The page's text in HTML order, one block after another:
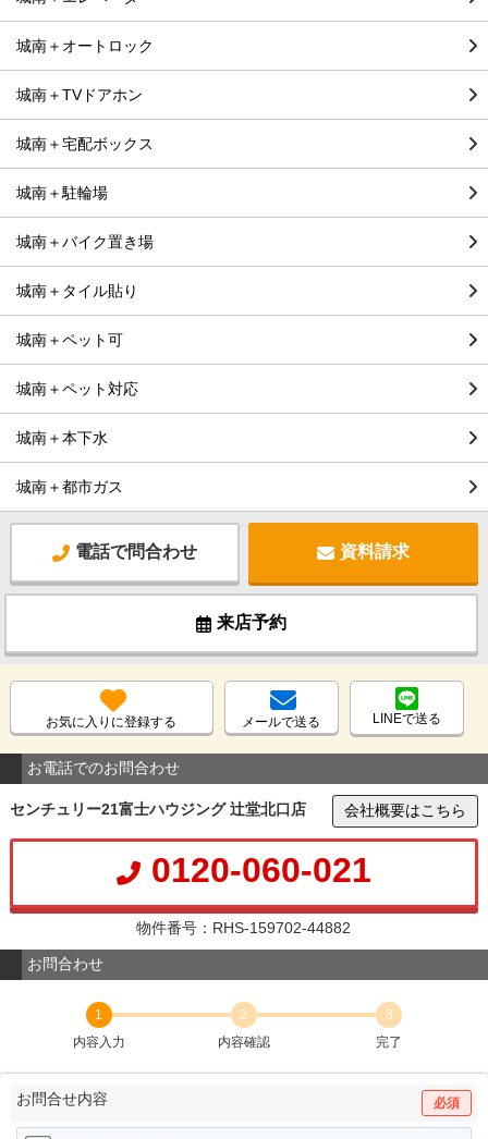
城南＋オートロック
城南＋TVドアホン
城南＋宅配ボックス
城南＋駐輪場
城南＋バイク置き場
城南＋タイル貼り
城南＋ペット可
城南＋ペット対応
城南＋本下水
城南＋都市ガス
電話で問合わせ 資料請求
来店予約
お気に入りに登録する メールで送る LINEで送る
お電話でのお問合わせ
センチュリー21富士ハウジング 辻堂北口店 会社概要はこちら
0120-060-021
物件番号：RHS-159702-44882
お問合わせ
1
内容入力
2
内容確認
3
完了
お問合せ内容 必須